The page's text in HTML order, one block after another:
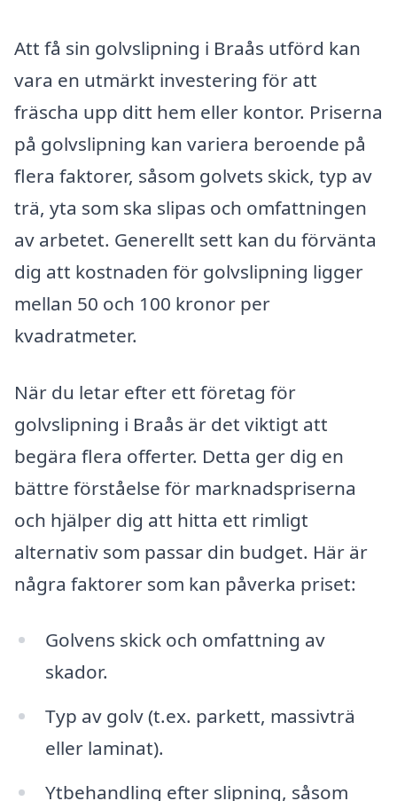
Att få sin golvslipning i Braås utförd kan
vara en utmärkt investering för att
fräscha upp ditt hem eller kontor. Priserna
på golvslipning kan variera beroende på
flera faktorer, såsom golvets skick, typ av
trä, yta som ska slipas och omfattningen
av arbetet. Generellt sett kan du förvänta
dig att kostnaden för golvslipning ligger
mellan 50 och 100 kronor per
kvadratmeter.
När du letar efter ett företag för
golvslipning i Braås är det viktigt att
begära flera offerter. Detta ger dig en
bättre förståelse för marknadspriserna
och hjälper dig att hitta ett rimligt
alternativ som passar din budget. Här är
några faktorer som kan påverka priset:
Golvens skick och omfattning av
skador.
Typ av golv (t.ex. parkett, massivträ
eller laminat).
Ytbehandling efter slipning, såsom